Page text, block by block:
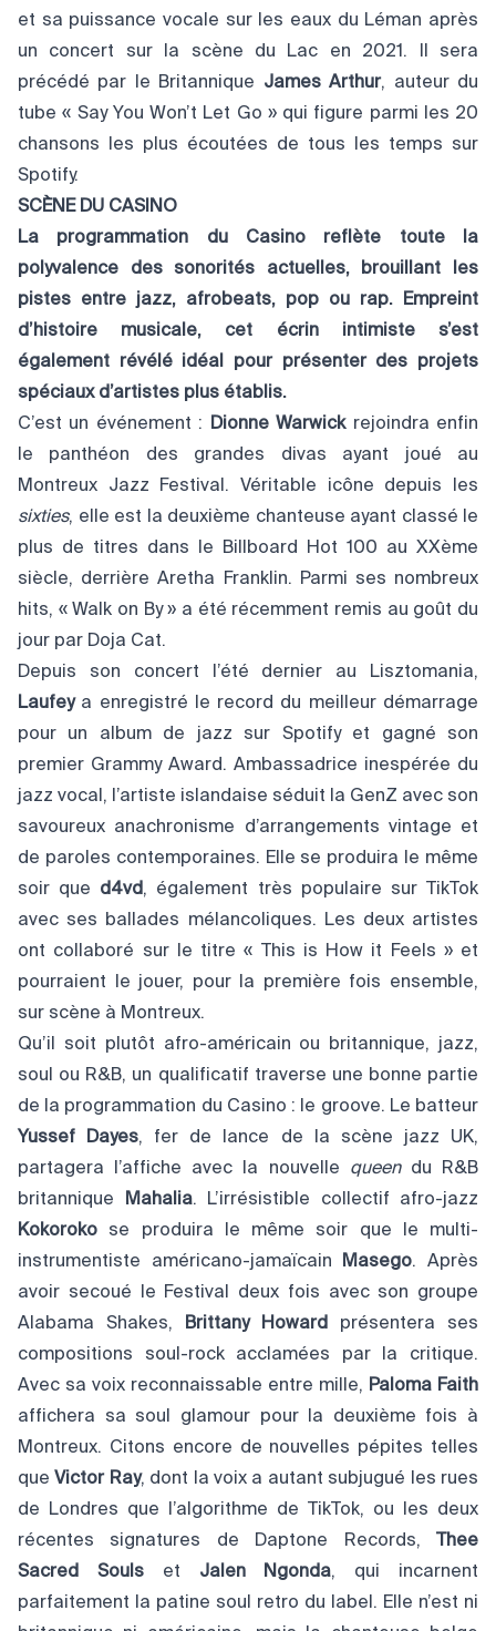
et sa puissance vocale sur les eaux du Léman après
un concert sur la scène du Lac en 2021. Il sera
précédé par le Britannique James Arthur, auteur du
tube « Say You Won’t Let Go » qui figure parmi les 20
chansons les plus écoutées de tous les temps sur
Spotify.
SCÈNE DU CASINO
La programmation du Casino reflète toute la
polyvalence des sonorités actuelles, brouillant les
pistes entre jazz, afrobeats, pop ou rap. Empreint
d’histoire musicale, cet écrin intimiste s’est
également révélé idéal pour présenter des projets
spéciaux d’artistes plus établis.
C’est un événement :
Dionne Warwick rejoindra enfin
le panthéon des grandes divas ayant joué au
Montreux Jazz Festival. Véritable icône depuis les
sixties, elle est la deuxième chanteuse ayant classé le
plus de titres dans le Billboard Hot 100 au XXème
siècle, derrière Aretha Franklin. Parmi ses nombreux
hits, « Walk on By » a été récemment remis au goût du
jour par Doja Cat.
Depuis son concert l’été dernier au Lisztomania,
Laufey a enregistré le record du meilleur démarrage
pour un album de jazz sur Spotify et gagné son
premier Grammy Award. Ambassadrice inespérée du
jazz vocal, l’artiste islandaise séduit la GenZ avec son
savoureux anachronisme d’arrangements vintage et
de paroles contemporaines. Elle se produira le même
soir que d4vd, également très populaire sur TikTok
avec ses ballades mélancoliques. Les deux artistes
ont collaboré sur le titre « This is How it Feels » et
pourraient le jouer, pour la première fois ensemble,
sur scène à Montreux.
Qu’il soit plutôt afro-américain ou britannique, jazz,
soul ou R&B, un qualificatif traverse une bonne partie
de la programmation du Casino : le groove. Le batteur
Yussef Dayes, fer de lance de la scène jazz UK,
partagera l’affiche avec la nouvelle queen du R&B
britannique
Mahalia. L’irrésistible collectif afro-jazz
Kokoroko se produira le même soir que le multi-
instrumentiste américano-jamaïcain
Masego. Après
avoir secoué le Festival deux fois avec son groupe
Alabama Shakes,
Brittany Howard présentera ses
compositions soul-rock acclamées par la critique.
Avec sa voix reconnaissable entre mille, Paloma Faith
affichera sa soul glamour pour la deuxième fois à
Montreux. Citons encore de nouvelles pépites telles
que Victor Ray, dont la voix a autant subjugué les rues
de Londres que l’algorithme de TikTok, ou les deux
récentes signatures de Daptone Records,
Thee
Sacred Souls et Jalen Ngonda, qui incarnent
parfaitement la patine soul retro du label. Elle n’est ni